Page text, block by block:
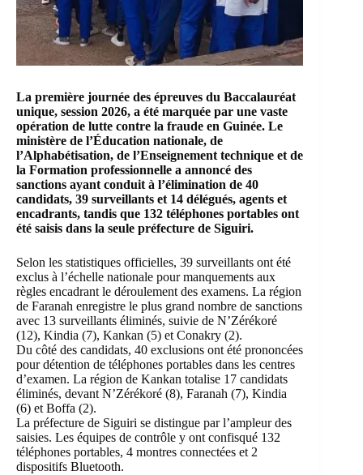
La première journée des épreuves du Baccalauréat
unique, session 2026, a été marquée par une vaste
opération de lutte contre la fraude en Guinée. Le
ministère de l’Éducation nationale, de
l’Alphabétisation, de l’Enseignement technique et de
la Formation professionnelle a annoncé des
sanctions ayant conduit à l’élimination de 40
candidats, 39 surveillants et 14 délégués, agents et
encadrants, tandis que 132 téléphones portables ont
été saisis dans la seule préfecture de Siguiri.
Selon les statistiques officielles, 39 surveillants ont été
exclus à l’échelle nationale pour manquements aux
règles encadrant le déroulement des examens. La région
de Faranah enregistre le plus grand nombre de sanctions
avec 13 surveillants éliminés, suivie de N’Zérékoré
(12), Kindia (7), Kankan (5) et Conakry (2).
Du côté des candidats, 40 exclusions ont été prononcées
pour détention de téléphones portables dans les centres
d’examen. La région de Kankan totalise 17 candidats
éliminés, devant N’Zérékoré (8), Faranah (7), Kindia
(6) et Boffa (2).
La préfecture de Siguiri se distingue par l’ampleur des
saisies. Les équipes de contrôle y ont confisqué 132
téléphones portables, 4 montres connectées et 2
dispositifs Bluetooth.